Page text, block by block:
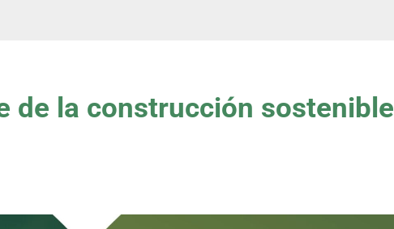
de la construcción sostenible